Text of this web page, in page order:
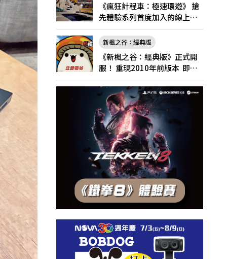
《瘋狂計程車：極速環遊》 搶
先體驗系列首度加入的線上多
人遊玩！
新楓之谷：經典版
《新楓之谷：經典版》正式開
服！ 重現2010年前版本 即日
起登入領好禮